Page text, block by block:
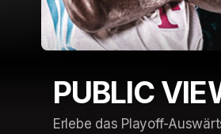
PUBLIC
Erlebe das Playoff-